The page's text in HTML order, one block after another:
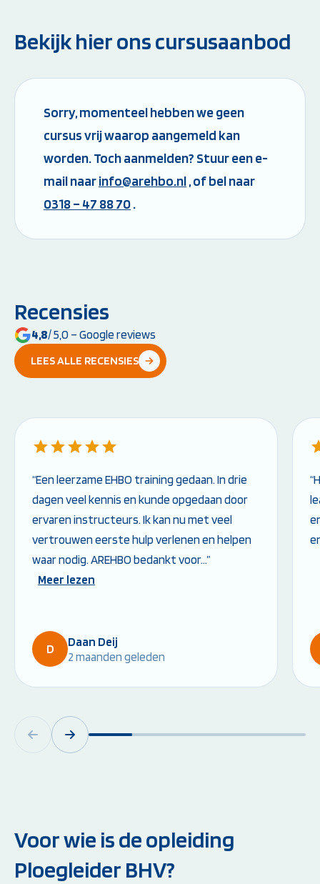
Bekijk hier ons cursusaanbod
Sorry, momenteel hebben we geen
cursus vrij waarop aangemeld kan
worden. Toch aanmelden? Stuur een e-
mail naarinfo@arehbo.nl, of bel naar
0318 – 47 88 70.
Recensies
4,8/ 5,0 – Google reviews
LEES ALLE RECENSIES
“Een leerzame EHBO training gedaan. In drie
dagen veel kennis en kunde opgedaan door
ervaren instructeurs. Ik kan nu met veel
vertrouwen eerste hulp verlenen en helpen
waar nodig. AREHBO bedankt voor…”
Meer lezen
D
Daan Deij
2 maanden geleden
Voor wie is de opleiding
Ploegleider BHV?